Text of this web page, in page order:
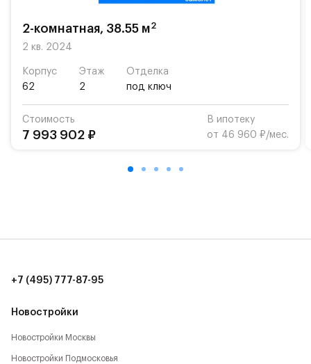
Для автомобилистов — закрытые озеленённые
парковки.
Территория квартала приватная, въезд
осуществляется по пропускам.#yan19-2r1471573#
2-комнатная, 38.55 м2
2 кв. 2024
Корпус
62
Этаж
2
Отделка
под ключ
Стоимость
7 993 902 ₽
В ипотеку
от 46 960 ₽/мес.
Новостройки
Новостройки Москвы
Новостройки Подмосковья
+7 (495) 777-87-95